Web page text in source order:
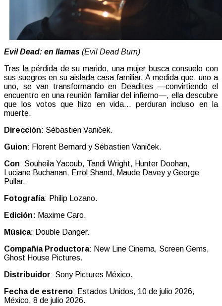
Evil Dead: en llamas (Evil Dead Burn)
Tras la pérdida de su marido, una mujer busca consuelo con
sus suegros en su aislada casa familiar. A medida que, uno a
uno, se van transformando en Deadites —convirtiendo el
encuentro en una reunión familiar del infierno—, ella descubre
que los votos que hizo en vida... perduran incluso en la
muerte.
Dirección: Sébastien Vaniček.
Guion: Florent Bernard y Sébastien Vaniček.
Con: Souheila Yacoub, Tandi Wright, Hunter Doohan,
Luciane Buchanan, Errol Shand, Maude Davey y George
Pullar.
Fotografía: Philip Lozano.
Edición: Maxime Caro.
Música: Double Danger.
Compañía Productora: New Line Cinema, Screen Gems,
Ghost House Pictures.
Distribuidor: Sony Pictures México.
Fecha de estreno: Estados Unidos, 10 de julio 2026,
México, 8 de julio 2026.